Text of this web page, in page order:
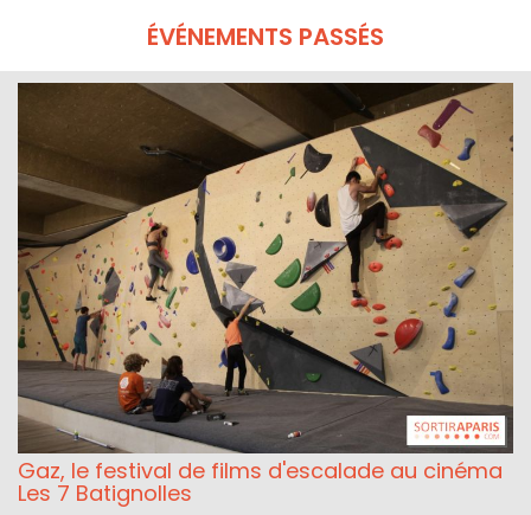
ÉVÉNEMENTS PASSÉS
Gaz, le festival de films d'escalade au cinéma
Les 7 Batignolles